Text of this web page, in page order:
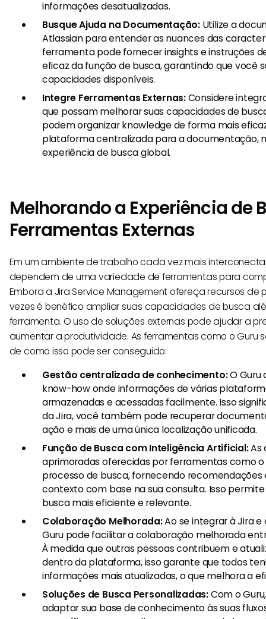
informações desatualizadas.
Busque Ajuda na Documentação:Utilize a
Atlassian para entender as nuances das
ferramenta pode fornecer insights e instruções
eficaz da função de busca, garantindo que você
capacidades disponíveis.
Integre Ferramentas Externas:Considere
que possam melhorar suas capacidades de
podem organizar knowledge de forma mais
plataforma centralizada para a documentação,
experiência de busca global.
Melhorando a Experiência de
Ferramentas Externas
Em um ambiente de trabalho cada vez mais
dependem de uma variedade de ferramentas para
Embora a Jira Service Management ofereça recursos de
vezes é benéfico ampliar suas capacidades de busca
ferramenta. O uso de soluções externas pode ajudar a
aumentar a produtividade. As ferramentas como o Guru
de como isso pode ser conseguido:
Gestão centralizada de conhecimento:O Guru
know-how onde informações de várias
armazenadas e acessadas facilmente. Isso
da Jira, você também pode recuperar
ação e mais de uma única localização unificada.
Função de Busca com Inteligência Artificial:As
aprimoradas oferecidas por ferramentas como
processo de busca, fornecendo recomendações
contexto com base na sua consulta. Isso
busca mais eficiente e relevante.
Colaboração Melhorada:Ao se integrar à Jira
Guru pode facilitar a colaboração melhorada
À medida que outras pessoas contribuem e
dentro da plataforma, isso garante que todos
informações mais atualizadas, o que melhora a
Soluções de Busca Personalizadas:Com o
adaptar sua base de conhecimento às suas